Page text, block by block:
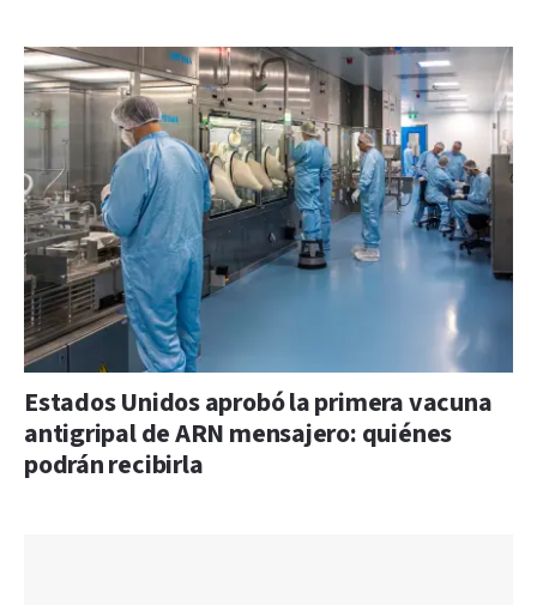
Estados Unidos aprobó la primera vacuna
antigripal de ARN mensajero: quiénes
podrán recibirla